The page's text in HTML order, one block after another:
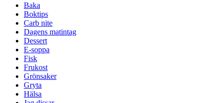
Baka
Boktips
Carb nite
Dagens matintag
Dessert
E-soppa
Fisk
Frukost
Grönsaker
Gryta
Hälsa